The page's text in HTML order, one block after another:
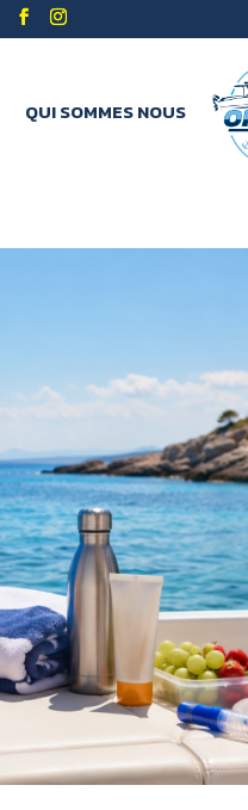
QUI SOMMES NOUS